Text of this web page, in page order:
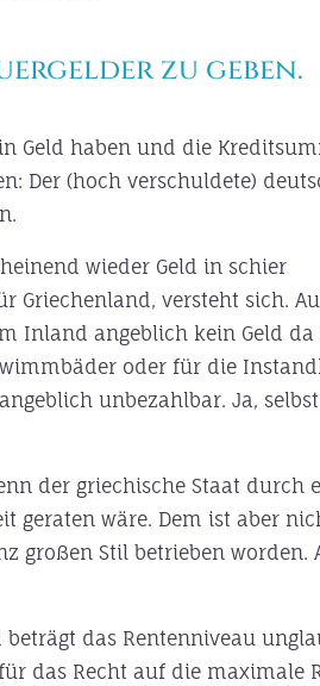
zu geben.
Geld haben und die
Der (hoch verschuldete)
wieder Geld in schier
Griechenland, versteht sich.
Inland angeblich kein Geld da
oder für die
unbezahlbar. Ja,
der griechische Staat durch
geraten wäre. Dem ist aber
großen Stil betrieben worden.
das Rentenniveau
das Recht auf die maximale